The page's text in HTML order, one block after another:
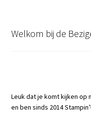
Welkom bij de
Leuk dat je komt kijken op
en ben sinds 2014